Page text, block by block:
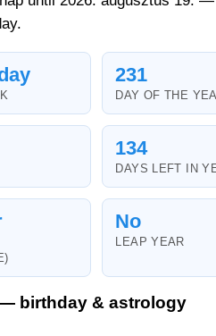
231
DAY OF THE
134
DAYS LEFT IN
No
LEAP YEAR
birthday & astrology